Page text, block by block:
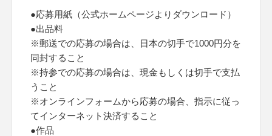
●応募用紙（公式ホームページよりダウンロード）
●出品料
※郵送での応募の場合は、日本の切手で1000円分を
同封すること
※持参での応募の場合は、現金もしくは切手で支払
うこと
※オンラインフォームから応募の場合、指示に従っ
てインターネット決済すること
●作品